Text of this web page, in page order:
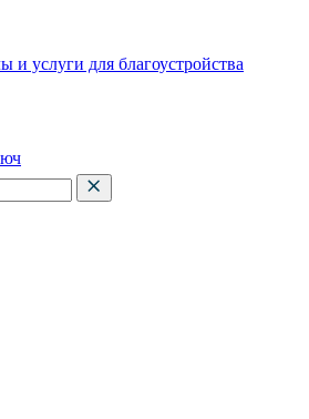
и услуги для благоустройства